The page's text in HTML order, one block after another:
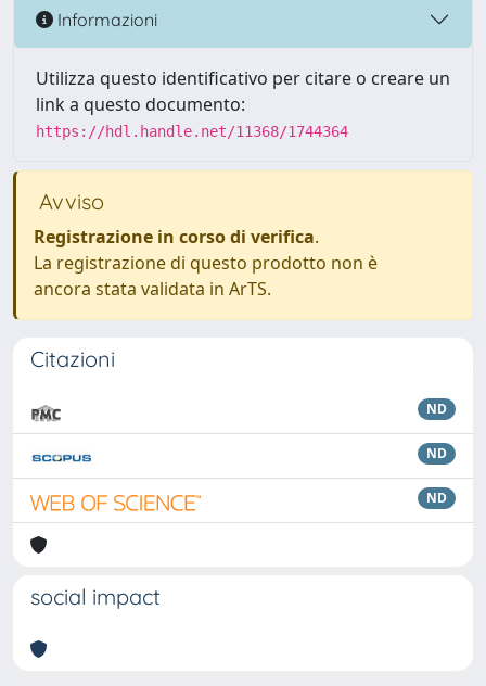
Informazioni
Utilizza questo identificativo per citare o creare un
link a questo documento:
https://hdl.handle.net/11368/1744364
Avviso
Registrazione in corso di verifica.
La registrazione di questo prodotto non è
ancora stata validata in ArTS.
Citazioni
ND
ND
ND
social impact